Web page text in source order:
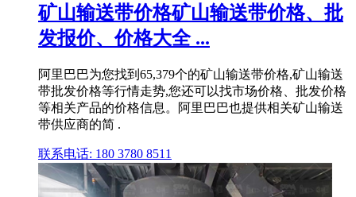
矿山输送带价格矿山输送带价格、批
发报价、价格大全 ...
阿里巴巴为您找到65,379个的矿山输送带价格,矿山输送
带批发价格等行情走势,您还可以找市场价格、批发价格
等相关产品的价格信息。阿里巴巴也提供相关矿山输送
带供应商的简 .
联系电话: 180 3780 8511